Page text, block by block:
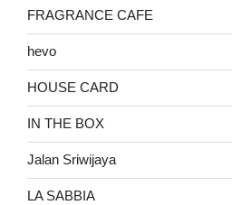
FRAGRANCE CAFE
hevo
HOUSE CARD
IN THE BOX
Jalan Sriwijaya
LA SABBIA